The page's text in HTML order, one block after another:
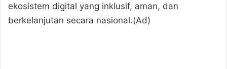
ekosistem digital yang inklusif, aman, dan
berkelanjutan secara nasional.(Ad)